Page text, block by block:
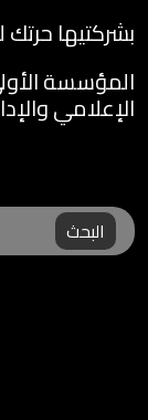
بشركتيها حرتك
المؤسسة
الإعلامي
البحث